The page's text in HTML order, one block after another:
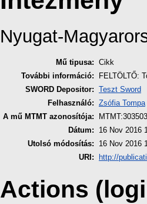
Nyugat-
Mű tipusa: Cikk
További információ:
FELTÖLTŐ:
SWORD Depositor: Teszt Sword
Felhasználó: Zsófia Tompa
A mű MTMT azonosítója:
Dátum:
16 Nov 2016
Utolsó módosítás:
16 Nov 2016
URI:
http://
Actions